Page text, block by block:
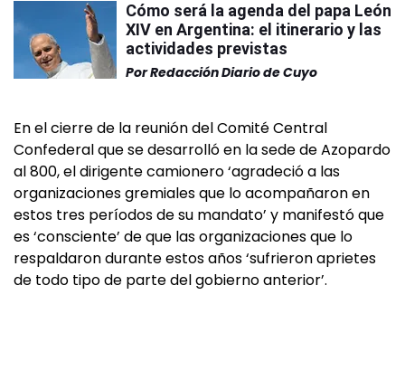
Cómo será la agenda del papa León
XIV en Argentina: el itinerario y las
actividades previstas
PorRedacción Diario de Cuyo
En el cierre de la reunión del Comité Central
Confederal que se desarrolló en la sede de Azopardo
al 800, el dirigente camionero ‘agradeció a las
organizaciones gremiales que lo acompañaron en
estos tres períodos de su mandato’ y manifestó que
es ‘consciente’ de que las organizaciones que lo
respaldaron durante estos años ‘sufrieron aprietes
de todo tipo de parte del gobierno anterior’.